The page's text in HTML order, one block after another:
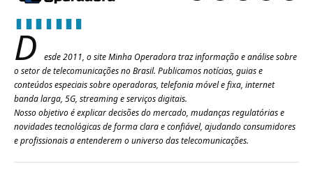
D
esde 2011, o site Minha Operadora traz informação e análise sobre
o setor de telecomunicações no Brasil. Publicamos notícias, guias e
conteúdos especiais sobre operadoras, telefonia móvel e fixa, internet
banda larga, 5G, streaming e serviços digitais.
Nosso objetivo é explicar decisões do mercado, mudanças regulatórias e
novidades tecnológicas de forma clara e confiável, ajudando consumidores
e profissionais a entenderem o universo das telecomunicações.